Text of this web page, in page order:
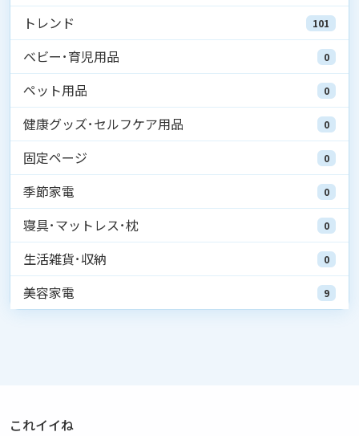
トレンド 101
ベビー･育児用品 0
ペット用品 0
健康グッズ･セルフケア用品 0
固定ページ 0
季節家電 0
寝具･マットレス･枕 0
生活雑貨･収納 0
美容家電 9
これイイね